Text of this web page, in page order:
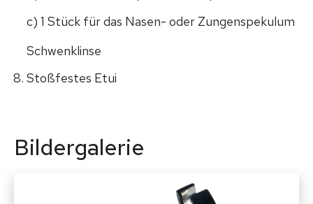
c) 1 Stück für das Nasen- oder Zungenspekulum
Schwenklinse
Stoßfestes Etui
Bildergalerie